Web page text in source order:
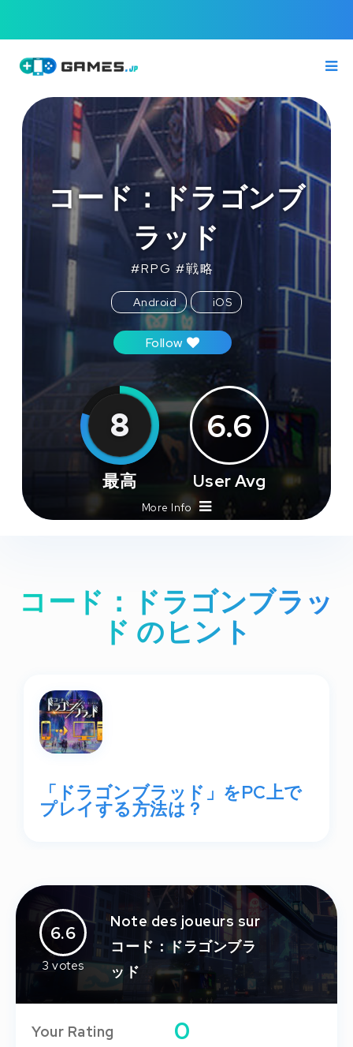
コード：ドラゴンブ
ラッド
#RPG #戦略
Android iOS
Follow
8
最高
6.6
User Avg
More Info
コード：ドラゴンブラッ
ド のヒント
「ドラゴンブラッド」をPC上で
プレイする方法は？
6.6
3 votes
Note des joueurs sur
コード：ドラゴンブラ
ッド
Your Rating 0